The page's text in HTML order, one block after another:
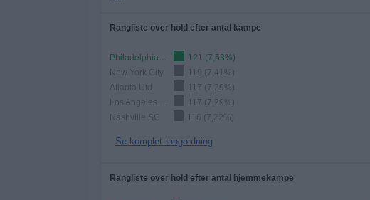
Rangliste over hold efter antal kampe
Philadelphia Union
121 (7,53%)
New York City
119 (7,41%)
Atlanta Utd
117 (7,29%)
117 (7,29%)
Nashville SC
116 (7,22%)
Se komplet rangordning
Rangliste over hold efter antal hjemmekampe